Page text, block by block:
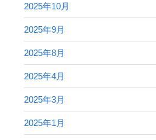
2025年10月
2025年9月
2025年8月
2025年4月
2025年3月
2025年1月